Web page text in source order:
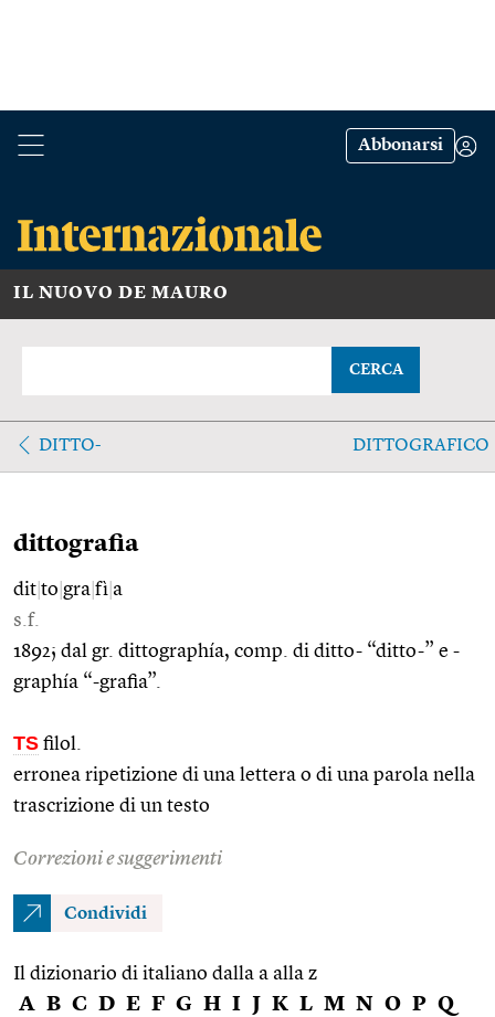
Abbonarsi
IL NUOVO DE MAURO
CERCA
DITTO- DITTOGRAFICO
dittografia
dit to gra fì a
s.f.
1892; dal gr. dittographía, comp. di ditto- “ditto-” e -
graphía “-grafia”.
TS filol.
erronea ripetizione di una lettera o di una parola nella
trascrizione di un testo
Correzioni e suggerimenti
Condividi
Il dizionario di italiano dalla a alla z
A B C D E F G H I J K L M N O P Q